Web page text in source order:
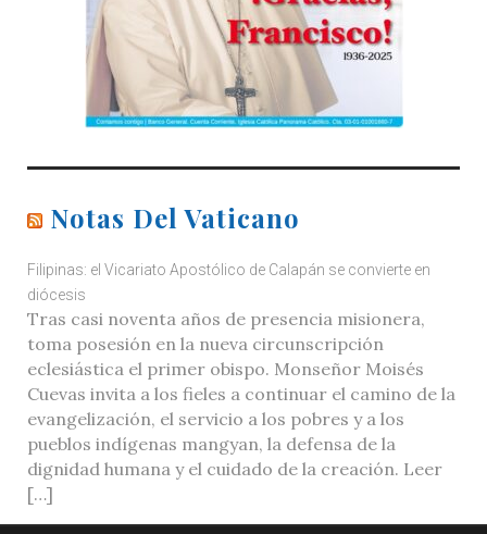
Notas Del Vaticano
Filipinas: el Vicariato Apostólico de Calapán se convierte en
diócesis
Tras casi noventa años de presencia misionera,
toma posesión en la nueva circunscripción
eclesiástica el primer obispo. Monseñor Moisés
Cuevas invita a los fieles a continuar el camino de la
evangelización, el servicio a los pobres y a los
pueblos indígenas mangyan, la defensa de la
dignidad humana y el cuidado de la creación. Leer
[…]